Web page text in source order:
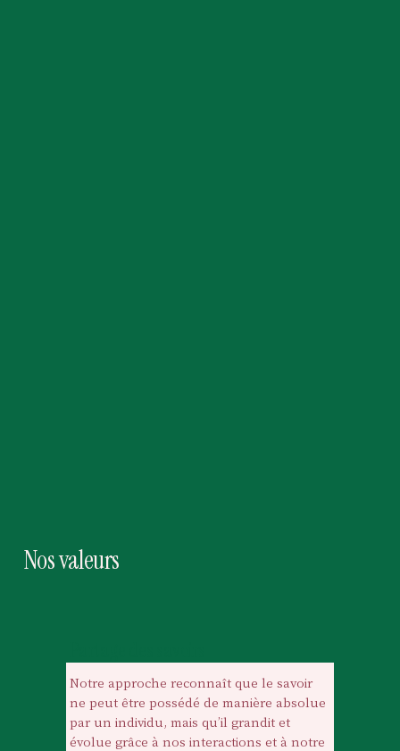
Nos valeurs
Notre approche reconnaît que le savoir
ne peut être possédé de manière absolue
par un individu, mais qu’il grandit et
évolue grâce à nos interactions et à notre